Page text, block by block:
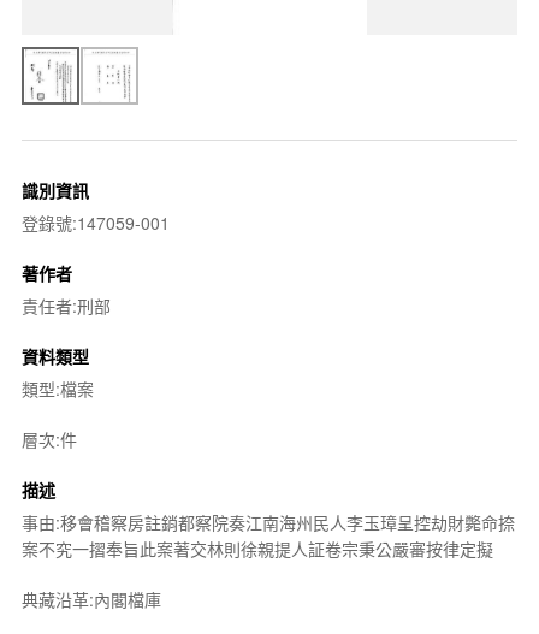
識別資訊
登錄號:147059-001
著作者
責任者:刑部
資料類型
類型:檔案
層次:件
描述
事由:移會稽察房註銷都察院奏江南海州民人李玉璋呈控劫財斃命捺
案不究一摺奉旨此案著交林則徐親提人証卷宗秉公嚴審按律定擬
典藏沿革:內閣檔庫